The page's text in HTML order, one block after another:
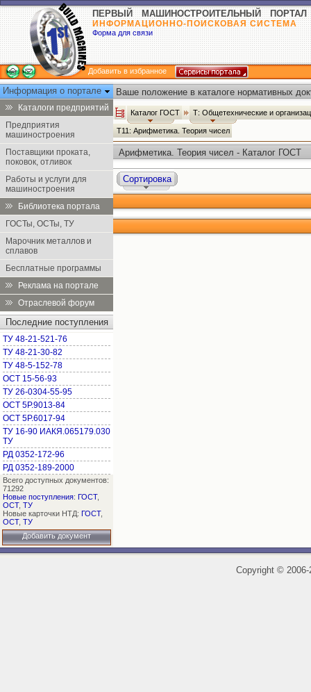
ПЕРВЫЙ МАШИНОСТРОИТЕЛЬНЫЙ ПОРТАЛ
ИНФОРМАЦИОННО-ПОИСКОВАЯ СИСТЕМА
Форма для связи
Добавить в избранное
Информация о портале
Каталоги предприятий
Предприятия
машиностроения
Поставщики проката,
поковок, отливок
Работы и услуги для
машиностроения
Библиотека портала
ГОСТы, ОСТы, ТУ
Марочник металлов и
сплавов
Бесплатные программы
Реклама на портале
Отраслевой форум
Последние поступления
ТУ 48-21-521-76
ТУ 48-21-30-82
ТУ 48-5-152-78
ОСТ 15-56-93
ТУ 26-0304-55-95
ОСТ 5Р.9013-84
ОСТ 5Р.6017-94
ТУ 16-90 ИАКЯ.065179.030
ТУ
РД 0352-172-96
РД 0352-189-2000
Всего доступных документов:
71292
Новые поступления: ГОСТ,
ОСТ, ТУ
Новые карточки НТД: ГОСТ,
ОСТ, ТУ
Добавить документ
Ваше положение в каталоге нормативных
Каталог ГОСТ Т: Общетехнические и
Т11: Арифметика. Теория чисел
Арифметика. Теория чисел - Каталог ГОСТ
Сортировка
Copyright ©